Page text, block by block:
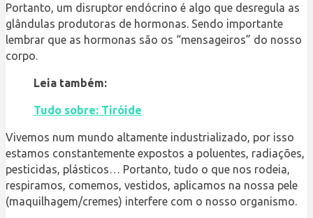
Portanto, um disruptor endócrino é algo que desregula as
glândulas produtoras de hormonas. Sendo importante
lembrar que as hormonas são os “mensageiros” do nosso
corpo.
Leia também:
Tudo sobre: Tiróide
Vivemos num mundo altamente industrializado, por isso
estamos constantemente expostos a poluentes, radiações,
pesticidas, plásticos… Portanto, tudo o que nos rodeia,
respiramos, comemos, vestidos, aplicamos na nossa pele
(maquilhagem/cremes) interfere com o nosso organismo.